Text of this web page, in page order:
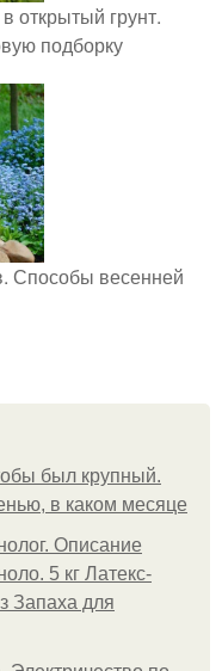
открытый грунт.
подборку
Способы весенней
был крупный.
в каком месяце
Описание
5 кг Латекс-
Запаха для